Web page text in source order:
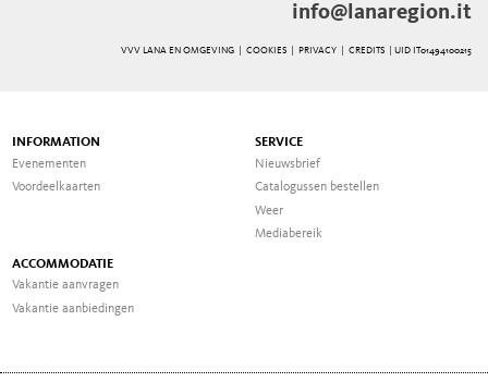
info@lanaregion.it
VVV LANA EN OMGEVING | COOKIES| PRIVACY| CREDITS | UID IT01494100215
INFORMATION
Evenementen
Voordeelkaarten
SERVICE
Nieuwsbrief
Catalogussen bestellen
Weer
Mediabereik
ACCOMMODATIE
Vakantie aanvragen
Vakantie aanbiedingen